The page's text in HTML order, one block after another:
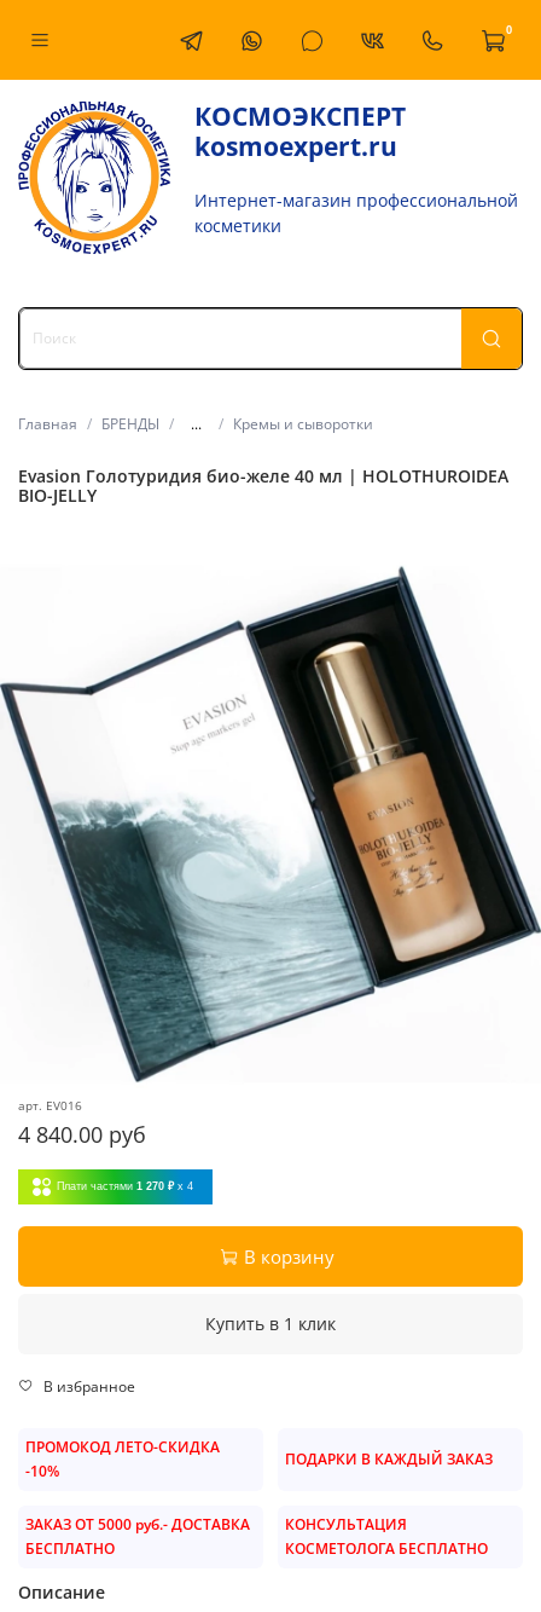
0
КОСМОЭКСПЕРТ
kosmoexpert.ru
Интернет-магазин профессиональной
косметики
Главная БРЕНДЫ ... Кремы и сыворотки
Evasion Голотуридия био-желе 40 мл | HOLOTHUROIDEA
BIO-JELLY
арт. EV016
4 840.00 руб
Плати частями 1 270 ₽ x 4
В корзину
Купить в 1 клик
В избранное
ПРОМОКОД ЛЕТО-СКИДКА
-10%
ПОДАРКИ В КАЖДЫЙ ЗАКАЗ
ЗАКАЗ ОТ 5000 руб.- ДОСТАВКА
БЕСПЛАТНО
КОНСУЛЬТАЦИЯ
КОСМЕТОЛОГА БЕСПЛАТНО
Описание